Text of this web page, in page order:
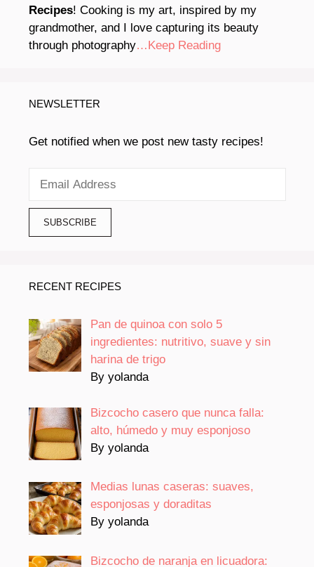
Recipes! Cooking is my art, inspired by my
grandmother, and I love capturing its beauty
through photography…Keep Reading
NEWSLETTER
Get notified when we post new tasty recipes!
RECENT RECIPES
Pan de quinoa con solo 5
ingredientes: nutritivo, suave y sin
harina de trigo
By yolanda
Bizcocho casero que nunca falla:
alto, húmedo y muy esponjoso
By yolanda
Medias lunas caseras: suaves,
esponjosas y doraditas
By yolanda
Bizcocho de naranja en licuadora: